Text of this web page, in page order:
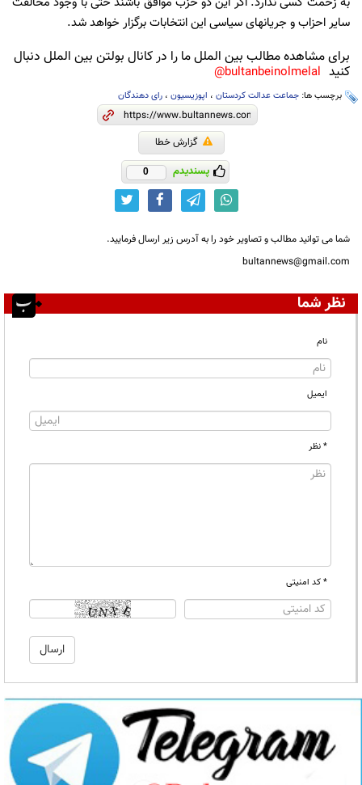
سایر احزاب و جریانهای سیاسی این انتخابات برگزار خواهد شد.
برای مشاهده مطالب بین الملل ما را در کانال بولتن بین الملل دنبال
کنید bultanbeinolmelal@
برچسب ها: جماعت عدالت کردستان ، اپوزیسیون ، رای دهندگان
گزارش خطا
پسندیدم 0
شما می توانید مطالب و تصاویر خود را به آدرس زیر ارسال فرمایید.
bultannews@gmail.com
نظر شما
نام
ایمیل
* نظر
* کد امنیتی